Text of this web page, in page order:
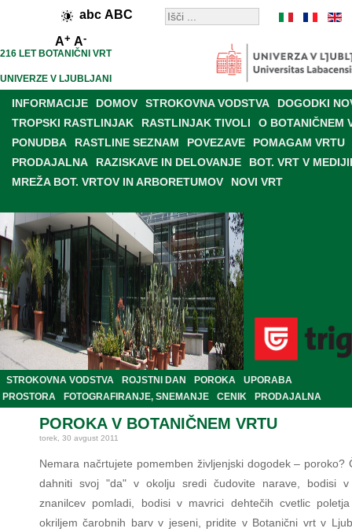
abc ABC
A+ A-
216 LET BOTANIČNI VRT
UNIVERZE V LJUBLJANI
INFORMACIJE DOMOV STROKOVNA VODSTVA
DOGODKI
TROPSKI RASTLINJAK
RASTLINJAK TIVOLI
O BOTANIČNEM
PONUDBA
RASTLINE SEZNAM POVEZAVE
POMAGAM VRTU
PRODAJALNA
RAZISKAVE IN DELOVANJE
BOT. VRT V
MREŽA BOT. VRTOV IN ARBORETUMOV
NOVI VRT
STROKOVNA VODSTVA ROJSTNI DAN POROKA
UPORABA
PROSTORA
FOTOGRAFIRANJE, SNEMANJE CENIK PRODAJALNA
POROKA V BOTANIČNEM VRTU
torek, 30 avgust 2011
Nemara načrtujete pomemben življenjski dogodek – poroko?
dahniti svoj "da" v okolju sredi čudovite narave, bodisi v
znanilcev pomladi, bodisi v mavrici dehtečih cvetlic
okriljem čarobnih barv v jeseni, pridite v Botanični vrt v